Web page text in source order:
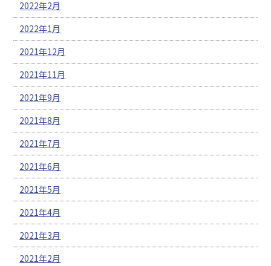
2022年2月
2022年1月
2021年12月
2021年11月
2021年9月
2021年8月
2021年7月
2021年6月
2021年5月
2021年4月
2021年3月
2021年2月